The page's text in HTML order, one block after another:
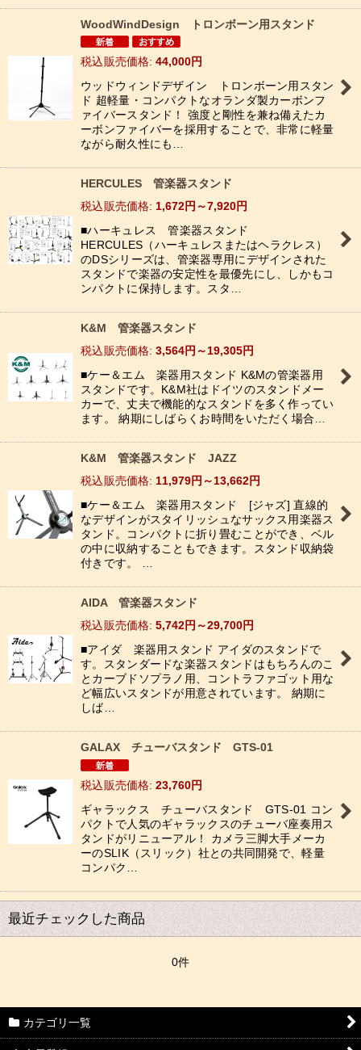
WoodWindDesign トロンボーン用スタンド
税込 : 44,000円
ウッドウィンドデザイン トロンボーン用スタン
ド 超軽量・コンパクトなオランダ製カーボンフ
ァイバースタンド！ 強度と剛性を兼ね備えたカ
ーボンファイバーを採用することで、非常に軽量
ながら耐久性にも…
HERCULES 管楽器スタンド
税込
: 1,672円 ～7,920円
■ハーキュレス 管楽器スタンド
HERCULES（ハーキュレスまたはヘラクレス）
のDSシリーズは、管楽器専用にデザインされた
スタンドで楽器の安定性を最優先にし、しかもコ
ンパクトに保持します。スタ…
K&M 管楽器スタンド
税込
: 3,564円 ～19,305円
■ケー＆エム 楽器用スタンド K&Mの管楽器用
スタンドです。K&M社はドイツのスタンドメー
カーで、丈夫で機能的なスタンドを多く作ってい
ます。 納期にしばらくお時間をいただく場合…
K&M 管楽器スタンド JAZZ
税込
: 11,979円 ～13,662円
■ケー＆エム 楽器用スタンド [ジャズ] 直線的
なデザインがスタイリッシュなサックス用楽器ス
タンド。コンパクトに折り畳むことができ、ベル
の中に収納することもできます。スタンド収納袋
付きです。 …
AIDA 管楽器スタンド
税込
: 5,742円 ～29,700円
■アイダ 楽器用スタンド アイダのスタンドで
す。スタンダードな楽器スタンドはもちろんのこ
とカーブドソプラノ用、コントラファゴット用な
ど幅広いスタンドが用意されています。 納期に
しば…
GALAX チューバスタンド GTS-01
税込 : 23,760円
ギャラックス チューバスタンド GTS-01 コン
パクトで人気のギャラックスのチューバ座奏用ス
タンドがリニューアル！ カメラ三脚大手メーカ
ーのSLIK（スリック）社との共同開発で、軽量
コンパク…
最近チェックした商品
0件
カテゴリ一覧